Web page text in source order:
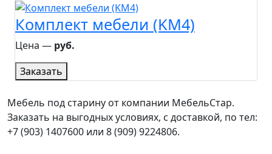
Комплект мебели (KM4)
Цена ― руб.
Заказать
Мебель под старину от компании МебельСтар.
Заказать на выгодных условиях, с доставкой, по тел:
+7 (903) 1407600 или 8 (909) 9224806.